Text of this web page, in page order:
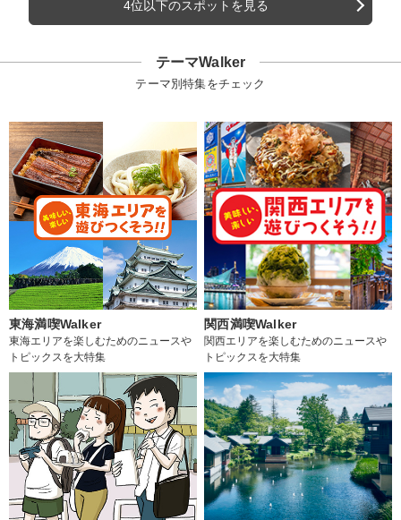
4位以下のスポットを見る
テーマWalker
テーマ別特集をチェック
東海満喫Walker
東海エリアを楽しむためのニュースや
トピックスを大特集
関西満喫Walker
関西エリアを楽しむためのニュースや
トピックスを大特集